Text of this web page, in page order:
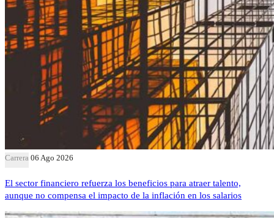
Carrera 06 Ago 2026
El sector financiero refuerza los beneficios para atraer talento,
aunque no compensa el impacto de la inflación en los salarios